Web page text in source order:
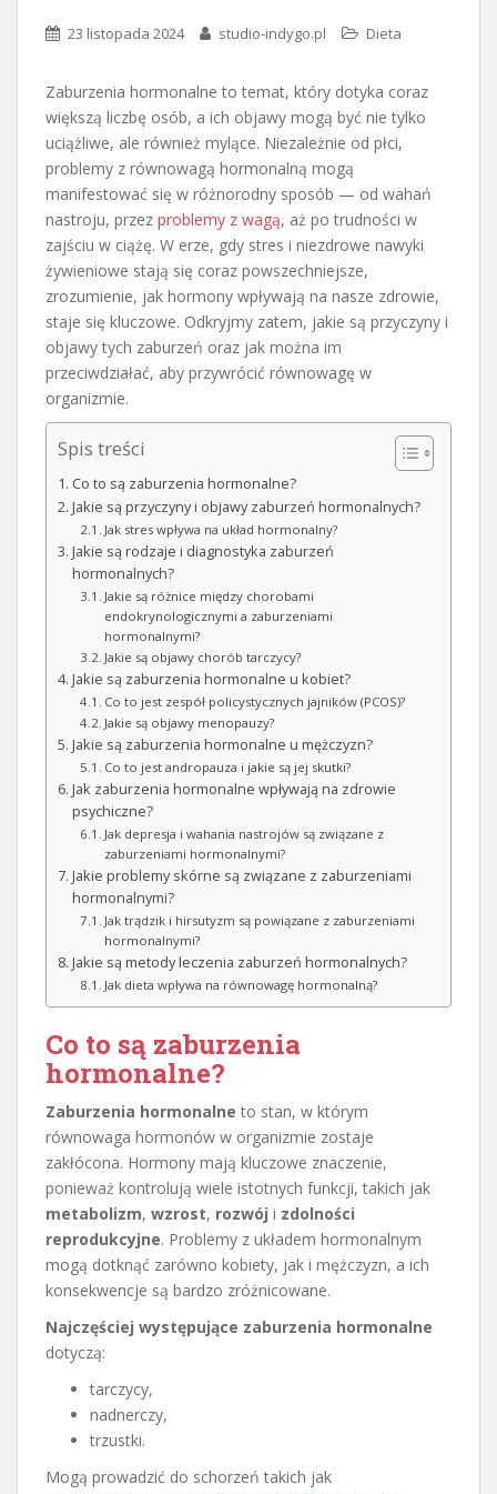
23 listopada 2024 studio-indygo.pl Dieta
Zaburzenia hormonalne to temat, który dotyka coraz
większą liczbę osób, a ich objawy mogą być nie tylko
uciążliwe, ale również mylące. Niezależnie od płci,
problemy z równowagą hormonalną mogą
manifestować się w różnorodny sposób — od wahań
nastroju, przez problemy z wagą, aż po trudności w
zajściu w ciążę. W erze, gdy stres i niezdrowe nawyki
żywieniowe stają się coraz powszechniejsze,
zrozumienie, jak hormony wpływają na nasze zdrowie,
staje się kluczowe. Odkryjmy zatem, jakie są przyczyny i
objawy tych zaburzeń oraz jak można im
przeciwdziałać, aby przywrócić równowagę w
organizmie.
Spis treści
Co to są zaburzenia hormonalne?
Jakie są przyczyny i objawy zaburzeń hormonalnych?
Jak stres wpływa na układ hormonalny?
Jakie są rodzaje i diagnostyka zaburzeń
hormonalnych?
Jakie są różnice między chorobami
endokrynologicznymi a zaburzeniami
hormonalnymi?
Jakie są objawy chorób tarczycy?
Jakie są zaburzenia hormonalne u kobiet?
Co to jest zespół policystycznych jajników (PCOS)?
Jakie są objawy menopauzy?
Jakie są zaburzenia hormonalne u mężczyzn?
Co to jest andropauza i jakie są jej skutki?
Jak zaburzenia hormonalne wpływają na zdrowie
psychiczne?
Jak depresja i wahania nastrojów są związane z
zaburzeniami hormonalnymi?
Jakie problemy skórne są związane z zaburzeniami
hormonalnymi?
Jak trądzik i hirsutyzm są powiązane z zaburzeniami
hormonalnymi?
Jakie są metody leczenia zaburzeń hormonalnych?
Jak dieta wpływa na równowagę hormonalną?
Co to są zaburzenia
hormonalne?
Zaburzenia hormonalne to stan, w którym
równowaga hormonów w organizmie zostaje
zakłócona. Hormony mają kluczowe znaczenie,
ponieważ kontrolują wiele istotnych funkcji, takich jak
metabolizm, wzrost, rozwój i zdolności
reprodukcyjne. Problemy z układem hormonalnym
mogą dotknąć zarówno kobiety, jak i mężczyzn, a ich
konsekwencje są bardzo zróżnicowane.
Najczęściej występujące zaburzenia hormonalne
dotyczą:
tarczycy,
nadnerczy,
trzustki.
Mogą prowadzić do schorzeń takich jak